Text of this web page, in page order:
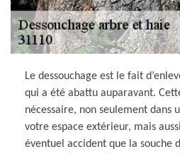
Le dessouchage est le fait
qui a été abattu auparavant.
nécessaire, non seulement dans
votre espace extérieur, mais
éventuel accident que la souche